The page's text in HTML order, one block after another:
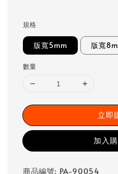
規格
版寬5mm 版寬
數量
立即
加入
商品編號: PA-90054